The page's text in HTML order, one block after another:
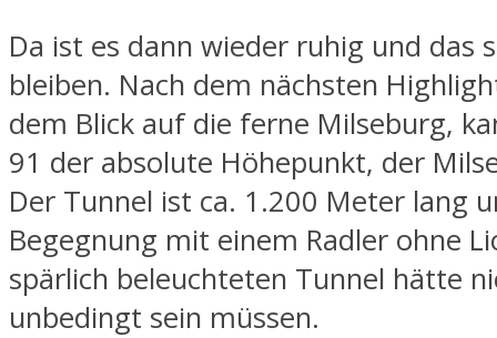
Da ist es dann wieder ruhig und das
bleiben. Nach dem nächsten
dem Blick auf die ferne Milseburg,
91 der absolute Höhepunkt, der
Der Tunnel ist ca. 1.200 Meter lang
Begegnung mit einem Radler ohne
spärlich beleuchteten Tunnel hätte
unbedingt sein müssen.